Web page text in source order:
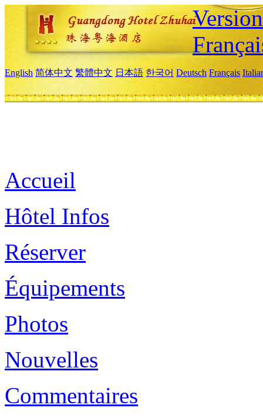
English 简体中文 繁體中文 日本語 한국어 Deutsch Français
Accueil
Hôtel Infos
Réserver
Équipements
Photos
Nouvelles
Commentaires